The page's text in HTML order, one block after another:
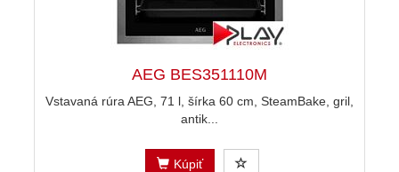
AEG BES351110M
Vstavaná rúra AEG, 71 l, šírka 60 cm, SteamBake, gril,
antik...
Kúpiť